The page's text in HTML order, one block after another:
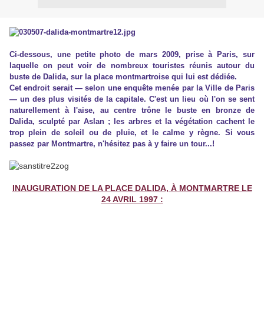
Ci-dessous, une petite photo de mars 2009, prise à Paris, sur
laquelle on peut voir de nombreux touristes réunis autour du
buste de Dalida, sur la place montmartroise qui lui est dédiée.
Cet endroit serait — selon une enquête menée par la Ville de Paris
— un des plus visités de la capitale. C'est un lieu où l'on se sent
naturellement à l'aise, au centre trône le buste en bronze de
Dalida, sculpté par Aslan ; les arbres et la végétation cachent le
trop plein de soleil ou de pluie, et le calme y règne. Si vous
passez par Montmartre, n'hésitez pas à y faire un tour...!
INAUGURATION DE LA PLACE DALIDA, À MONTMARTRE LE
24 AVRIL 1997 :